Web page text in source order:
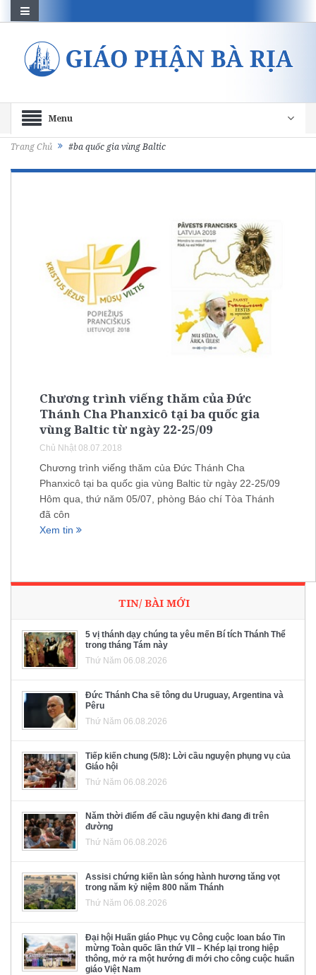
Menu
Trang Chủ #ba quốc gia vùng Baltic
Chương trình viếng thăm của Đức
Thánh Cha Phanxicô tại ba quốc gia
vùng Baltic từ ngày 22-25/09
Chủ Nhật 08.07.2018
Chương trình viếng thăm của Đức Thánh Cha
Phanxicô tại ba quốc gia vùng Baltic từ ngày 22-25/09
Hôm qua, thứ năm 05/07, phòng Báo chí Tòa Thánh
đã côn
Xem tin
TIN/ BÀI MỚI
5 vị thánh dạy chúng ta yêu mến Bí tích Thánh Thể
trong tháng Tám này
Thứ Năm 06.08.2026
Đức Thánh Cha sẽ tông du Uruguay, Argentina và
Pêru
Thứ Năm 06.08.2026
Tiếp kiến chung (5/8): Lời cầu nguyện phụng vụ của
Giáo hội
Thứ Năm 06.08.2026
Năm thời điểm để cầu nguyện khi đang đi trên
đường
Thứ Năm 06.08.2026
Assisi chứng kiến làn sóng hành hương tăng vọt
trong năm kỷ niệm 800 năm Thánh
Thứ Năm 06.08.2026
Đại hội Huấn giáo Phục vụ Công cuộc loan báo Tin
mừng Toàn quốc lần thứ VII – Khép lại trong hiệp
thông, mở ra một hướng đi mới cho công cuộc huấn
giáo Việt Nam